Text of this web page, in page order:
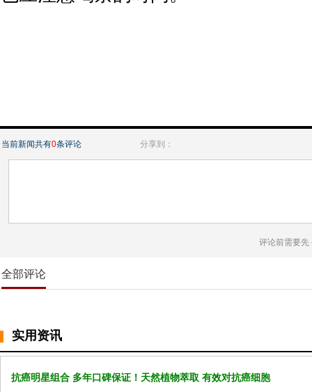
当前新闻共有0条评论 分享到：
评论前需要先
全部评论
实用资讯
抗癌明星组合 多年口碑保证！天然植物萃取 有效对抗癌细胞